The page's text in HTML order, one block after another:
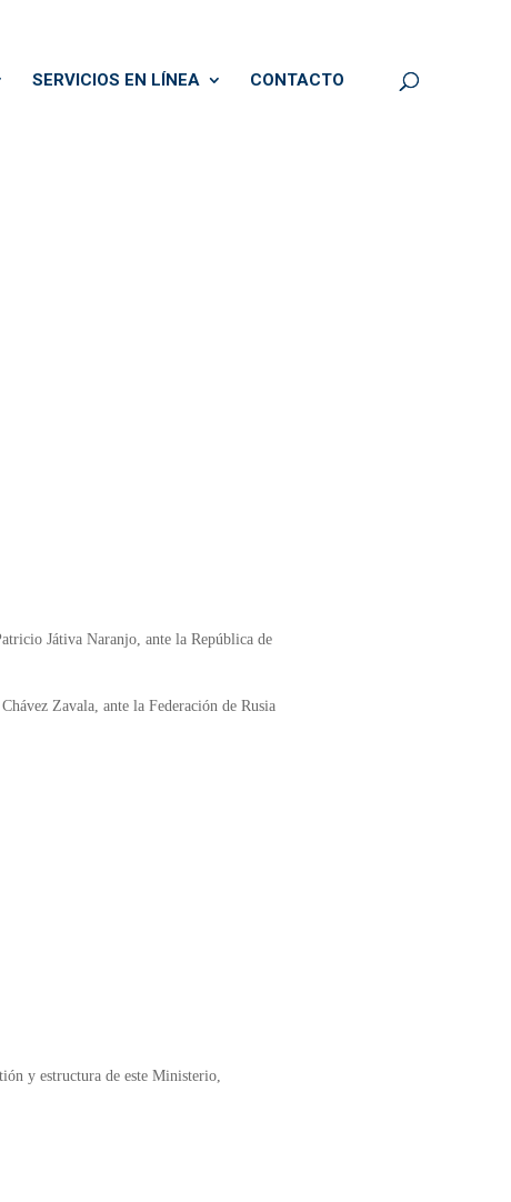
SERVICIOS EN LÍNEA CONTACTO
Játiva Naranjo, ante la República de
Zavala, ante la Federación de Rusia
y estructura de este Ministerio,